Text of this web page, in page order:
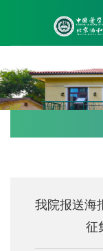
我院报送海
征